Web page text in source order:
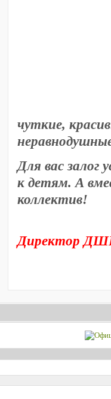
чуткие,
Для вас залог
к детям. А
коллектив!
Директор